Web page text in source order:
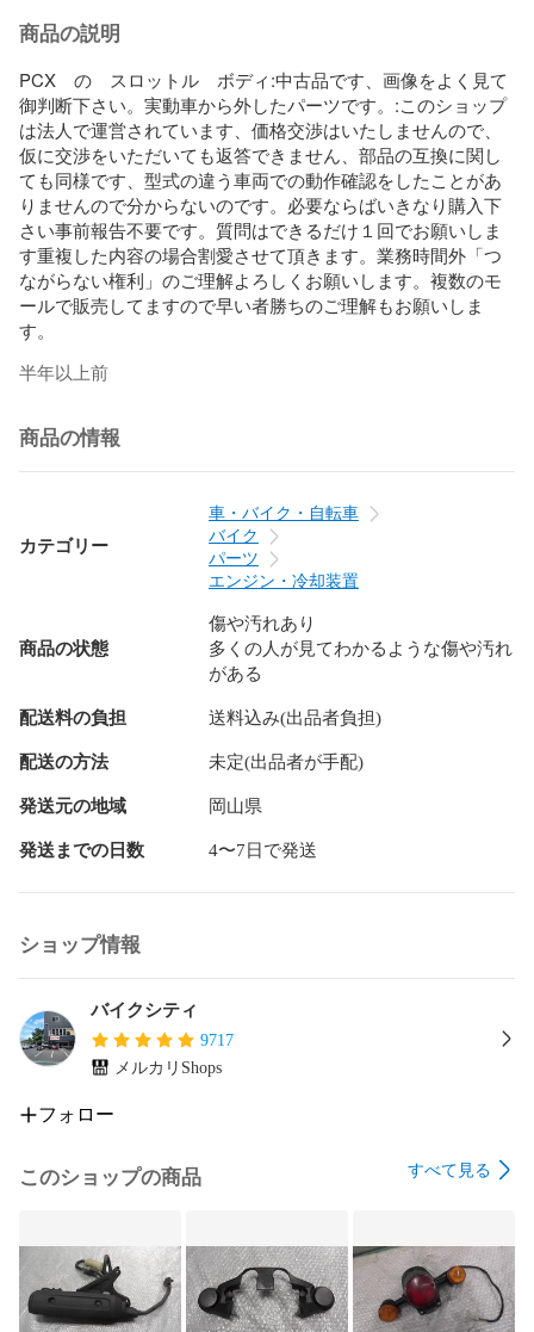
商品の説明
PCX　の　スロットル　ボディ:中古品です、画像をよく見て
御判断下さい。実動車から外したパーツです。:このショップ
は法人で運営されています、価格交渉はいたしませんので、
仮に交渉をいただいても返答できません、部品の互換に関し
ても同様です、型式の違う車両での動作確認をしたことがあ
りませんので分からないのです。必要ならばいきなり購入下
さい事前報告不要です。質問はできるだけ１回でお願いしま
す重複した内容の場合割愛させて頂きます。業務時間外「つ
ながらない権利」のご理解よろしくお願いします。複数のモ
ールで販売してますので早い者勝ちのご理解もお願いしま
す。
半年以上前
商品の情報
カテゴリー
車・バイク・自転車
バイク
パーツ
エンジン・冷却装置
商品の状態
傷や汚れあり
多くの人が見てわかるような傷や汚れ
がある
配送料の負担 送料込み(出品者負担)
配送の方法 未定(出品者が手配)
発送元の地域 岡山県
発送までの日数 4〜7日で発送
ショップ情報
バイクシティ
9717
メルカリShops
フォロー
このショップの商品 すべて見る